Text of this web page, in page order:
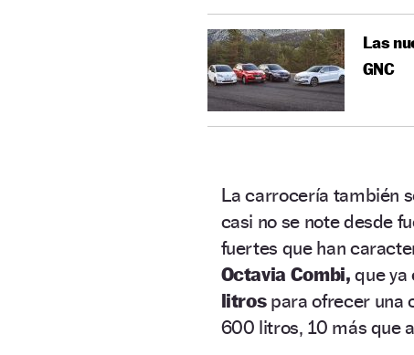
Las
GNC
La carrocería también
casi no se note desde
fuertes que han
Octavia Combi, que ya
litrospara ofrecer una
600 litros, 10 más que